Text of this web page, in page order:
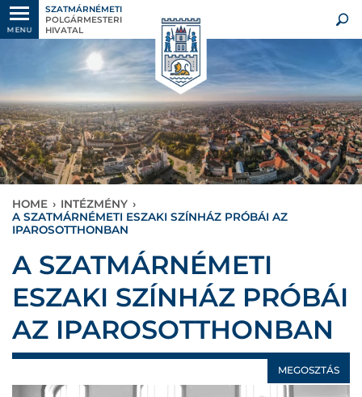
MENU
SZATMÁRNÉMETI
POLGÁRMESTERI
HIVATAL
HOME › INTÉZMÉNY ›
A SZATMÁRNÉMETI ESZAKI SZÍNHÁZ PRÓBÁI AZ
IPAROSOTTHONBAN
A SZATMÁRNÉMETI
ESZAKI SZÍNHÁZ PRÓBÁI
AZ IPAROSOTTHONBAN
MEGOSZTÁS